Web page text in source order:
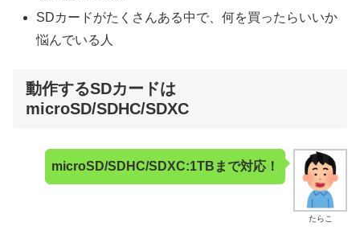
SDカードがたくさんある中で、何を買ったらいいか
悩んでいる人
動作するSDカードは
microSD/SDHC/SDXC
たらこ
microSD/SDHC/SDXC:1TBまで対応！